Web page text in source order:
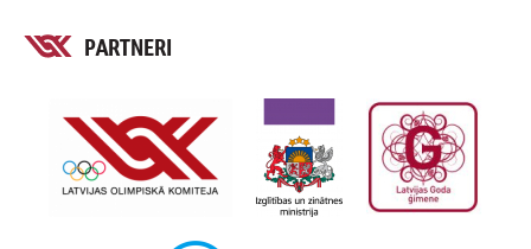
PARTNERI